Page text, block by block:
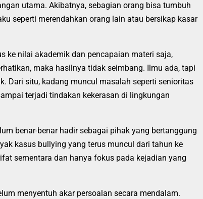
utama. Akibatnya, sebagian orang bisa tumbuh
seperti merendahkan orang lain atau bersikap kasar
ke nilai akademik dan pencapaian materi saja,
maka hasilnya tidak seimbang. Ilmu ada, tapi
Dari situ, kadang muncul masalah seperti senioritas
terjadi tindakan kekerasan di lingkungan
benar-benar hadir sebagai pihak yang bertanggung
kasus bullying yang terus muncul dari tahun ke
sementara dan hanya fokus pada kejadian yang
menyentuh akar persoalan secara mendalam.